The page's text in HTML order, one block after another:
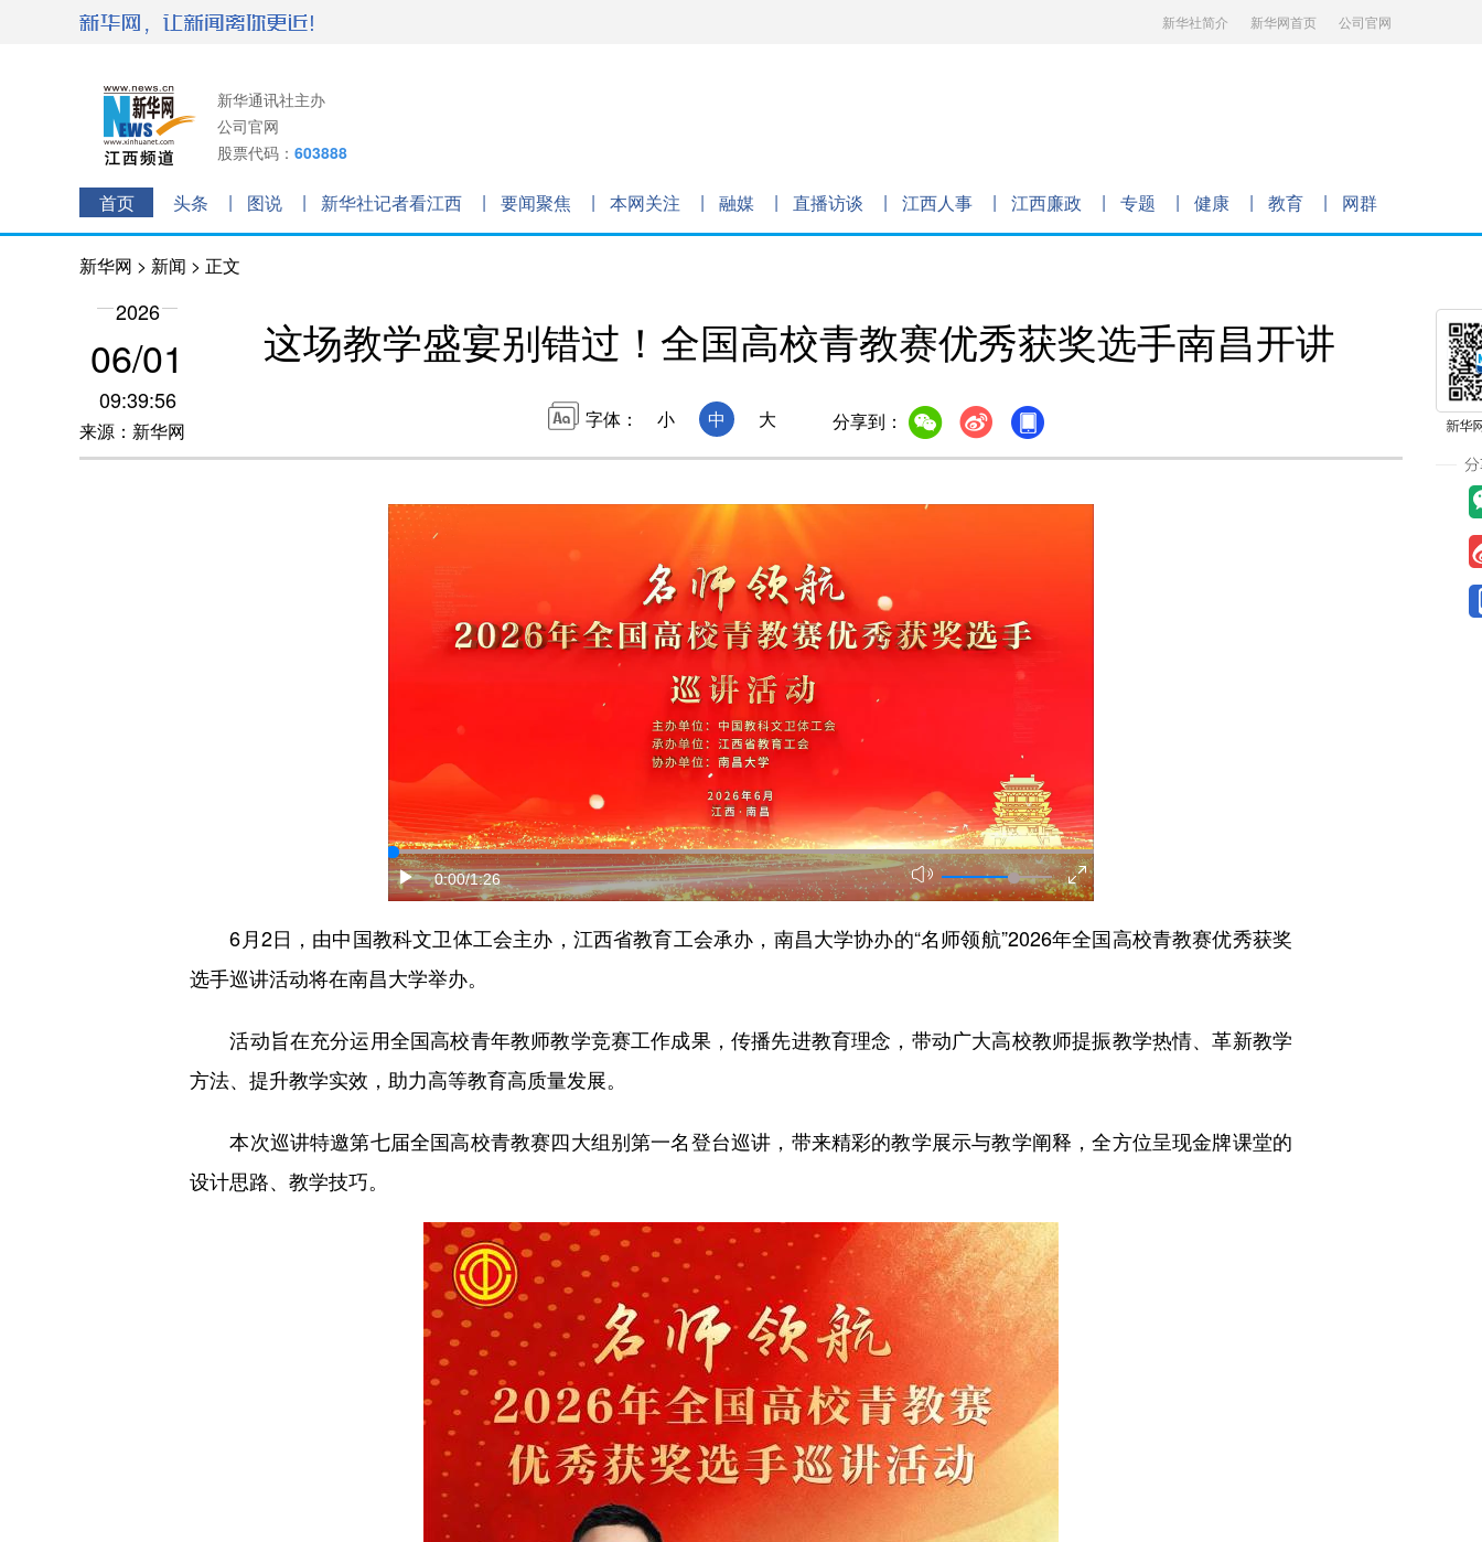
新华社简介 新华网首页 公司官网
新华通讯社主办
公司官网
股票代码： 603888
首页 头条 图说 新华社记者看江西 要闻聚焦 本网关注 融媒 直播访谈 江西人事 江西廉政 专题 健康 教育 网群
新华网 > 新闻 > 正文
2026
06/01
09:39:56
来源：新华网
这场教学盛宴别错过！全国高校青教赛优秀获奖选手南昌开讲
字体： 小 中 大 分享到：
0:00/1:26
6月2日，由中国教科文卫体工会主办，江西省教育工会承办，南昌大学协办的“名师领航”2026年全国高校青教赛优秀获奖
选手巡讲活动将在南昌大学举办。
活动旨在充分运用全国高校青年教师教学竞赛工作成果，传播先进教育理念，带动广大高校教师提振教学热情、革新教学
方法、提升教学实效，助力高等教育高质量发展。
本次巡讲特邀第七届全国高校青教赛四大组别第一名登台巡讲，带来精彩的教学展示与教学阐释，全方位呈现金牌课堂的
设计思路、教学技巧。